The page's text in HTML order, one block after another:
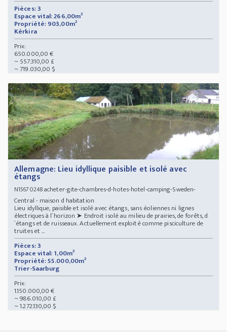
Pièces: 3
Espace vital: 266,00m²
Propriété: 903,00m²
Kérkira
Prix:
650.000,00 €
~ 557.310,00 £
~ 719.030,00 $
Allemagne: Lieu idyllique paisible et isolé avec
étangs
N15670248acheter-gite-chambres-d-hotes-hotel-camping-Sweden-
Central - maison d habitation
Lieu idyllique, paisible et isolé avec étangs, sans éoliennes ni lignes
électriques à l´horizon ➤ Endroit isolé au milieu de prairies, de forêts, d
´étangs et de ruisseaux. Actuellement exploité comme pisciculture de
truites et ...
Pièces: 3
Espace vital: 1,00m²
Propriété: 55.000,00m²
Trier-Saarburg
Prix:
1.150.000,00 €
~ 986.010,00 £
~ 1.272.130,00 $